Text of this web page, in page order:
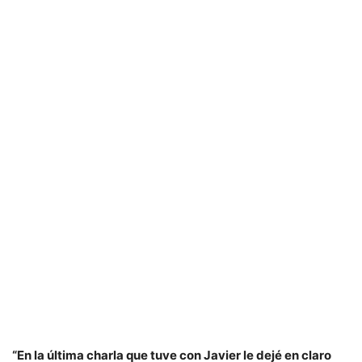
“En la última charla que tuve con Javier le dejé en claro